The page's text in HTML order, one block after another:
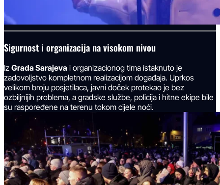
Sigurnost i organizacija na visokom nivou
Iz Grada Sarajeva i organizacionog tima istaknuto je
zadovoljstvo kompletnom realizacijom događaja. Uprkos
velikom broju posjetilaca, javni doček protekao je bez
ozbiljnijih problema, a gradske službe, policija i hitne ekipe bile
su raspoređene na terenu tokom cijele noći.